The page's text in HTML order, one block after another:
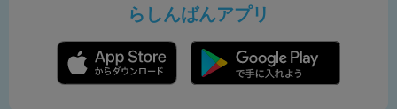
らしんばんアプリ